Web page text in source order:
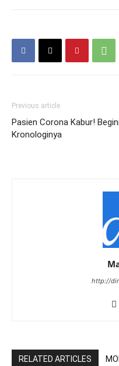
Previous article
Pasien Corona Kabur! Begini
Kronologinya
http://
RELATED ARTICLES